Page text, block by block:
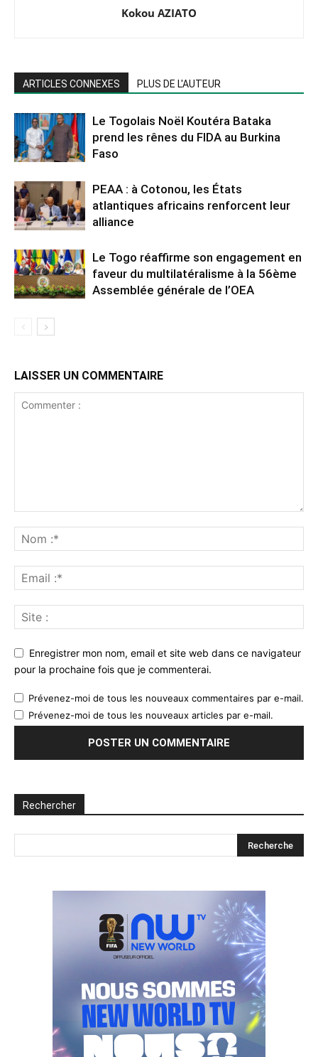
Kokou AZIATO
ARTICLES CONNEXES PLUS DE L'AUTEUR
Le Togolais Noël Koutéra Bataka
prend les rênes du FIDA au Burkina
Faso
PEAA : à Cotonou, les États
atlantiques africains renforcent leur
alliance
Le Togo réaffirme son engagement en
faveur du multilatéralisme à la 56ème
Assemblée générale de l’OEA
LAISSER UN COMMENTAIRE
Enregistrer mon nom, email et site web dans ce navigateur
pour la prochaine fois que je commenterai.
Prévenez-moi de tous les nouveaux commentaires par e-mail.
Prévenez-moi de tous les nouveaux articles par e-mail.
Rechercher